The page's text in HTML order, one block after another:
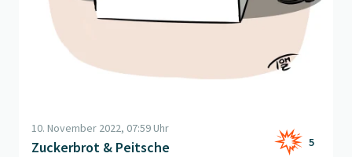
10. November 2022, 07:59 Uhr
Zuckerbrot & Peitsche 5